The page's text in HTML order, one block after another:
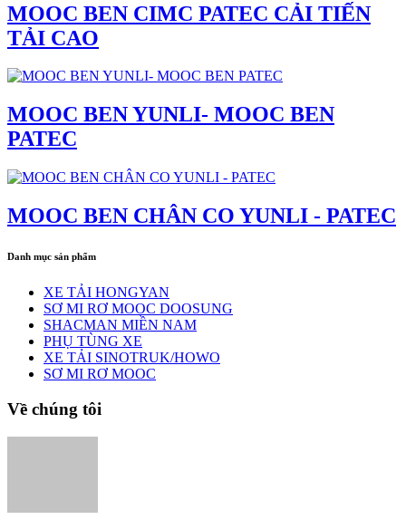
MOOC BEN CIMC PATEC CẢI TIẾN
TẢI CAO
MOOC BEN YUNLI- MOOC BEN
PATEC
MOOC BEN CHÂN CO YUNLI - PATEC
Danh mục sản phẩm
XE TẢI HONGYAN
SƠ MI RƠ MOOC DOOSUNG
SHACMAN MIỀN NAM
PHỤ TÙNG XE
XE TẢI SINOTRUK/HOWO
SƠ MI RƠ MOOC
Về chúng tôi